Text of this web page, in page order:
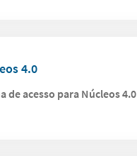
4.0
de acesso para Núcleos 4.0